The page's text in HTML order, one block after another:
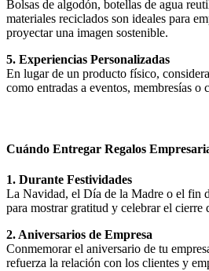
Bolsas de algodón, botellas de agua
materiales reciclados son ideales para
proyectar una imagen sostenible.
5. Experiencias Personalizadas
En lugar de un producto físico,
como entradas a eventos, membresías o
Cuándo Entregar Regalos
1. Durante Festividades
La Navidad, el Día de la Madre o el fin
para mostrar gratitud y celebrar el cierre
2. Aniversarios de Empresa
Conmemorar el aniversario de tu
refuerza la relación con los clientes y